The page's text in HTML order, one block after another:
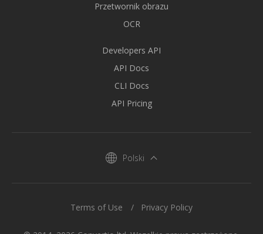
Przetwornik obrazu
OCR
Developers API
API Docs
CLI Docs
API Pricing
Polski
Terms of Use Privacy Policy